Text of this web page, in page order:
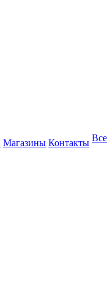
Магазины Контакты Все